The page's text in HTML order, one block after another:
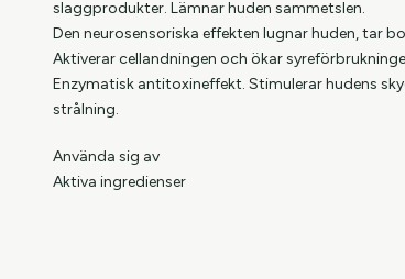
slaggprodukter. Lämnar huden sammetslen.
Den neurosensoriska effekten lugnar huden, tar
Aktiverar cellandningen och ökar
Enzymatisk antitoxineffekt. Stimulerar hudens
strålning.
Använda sig av
Aktiva ingredienser